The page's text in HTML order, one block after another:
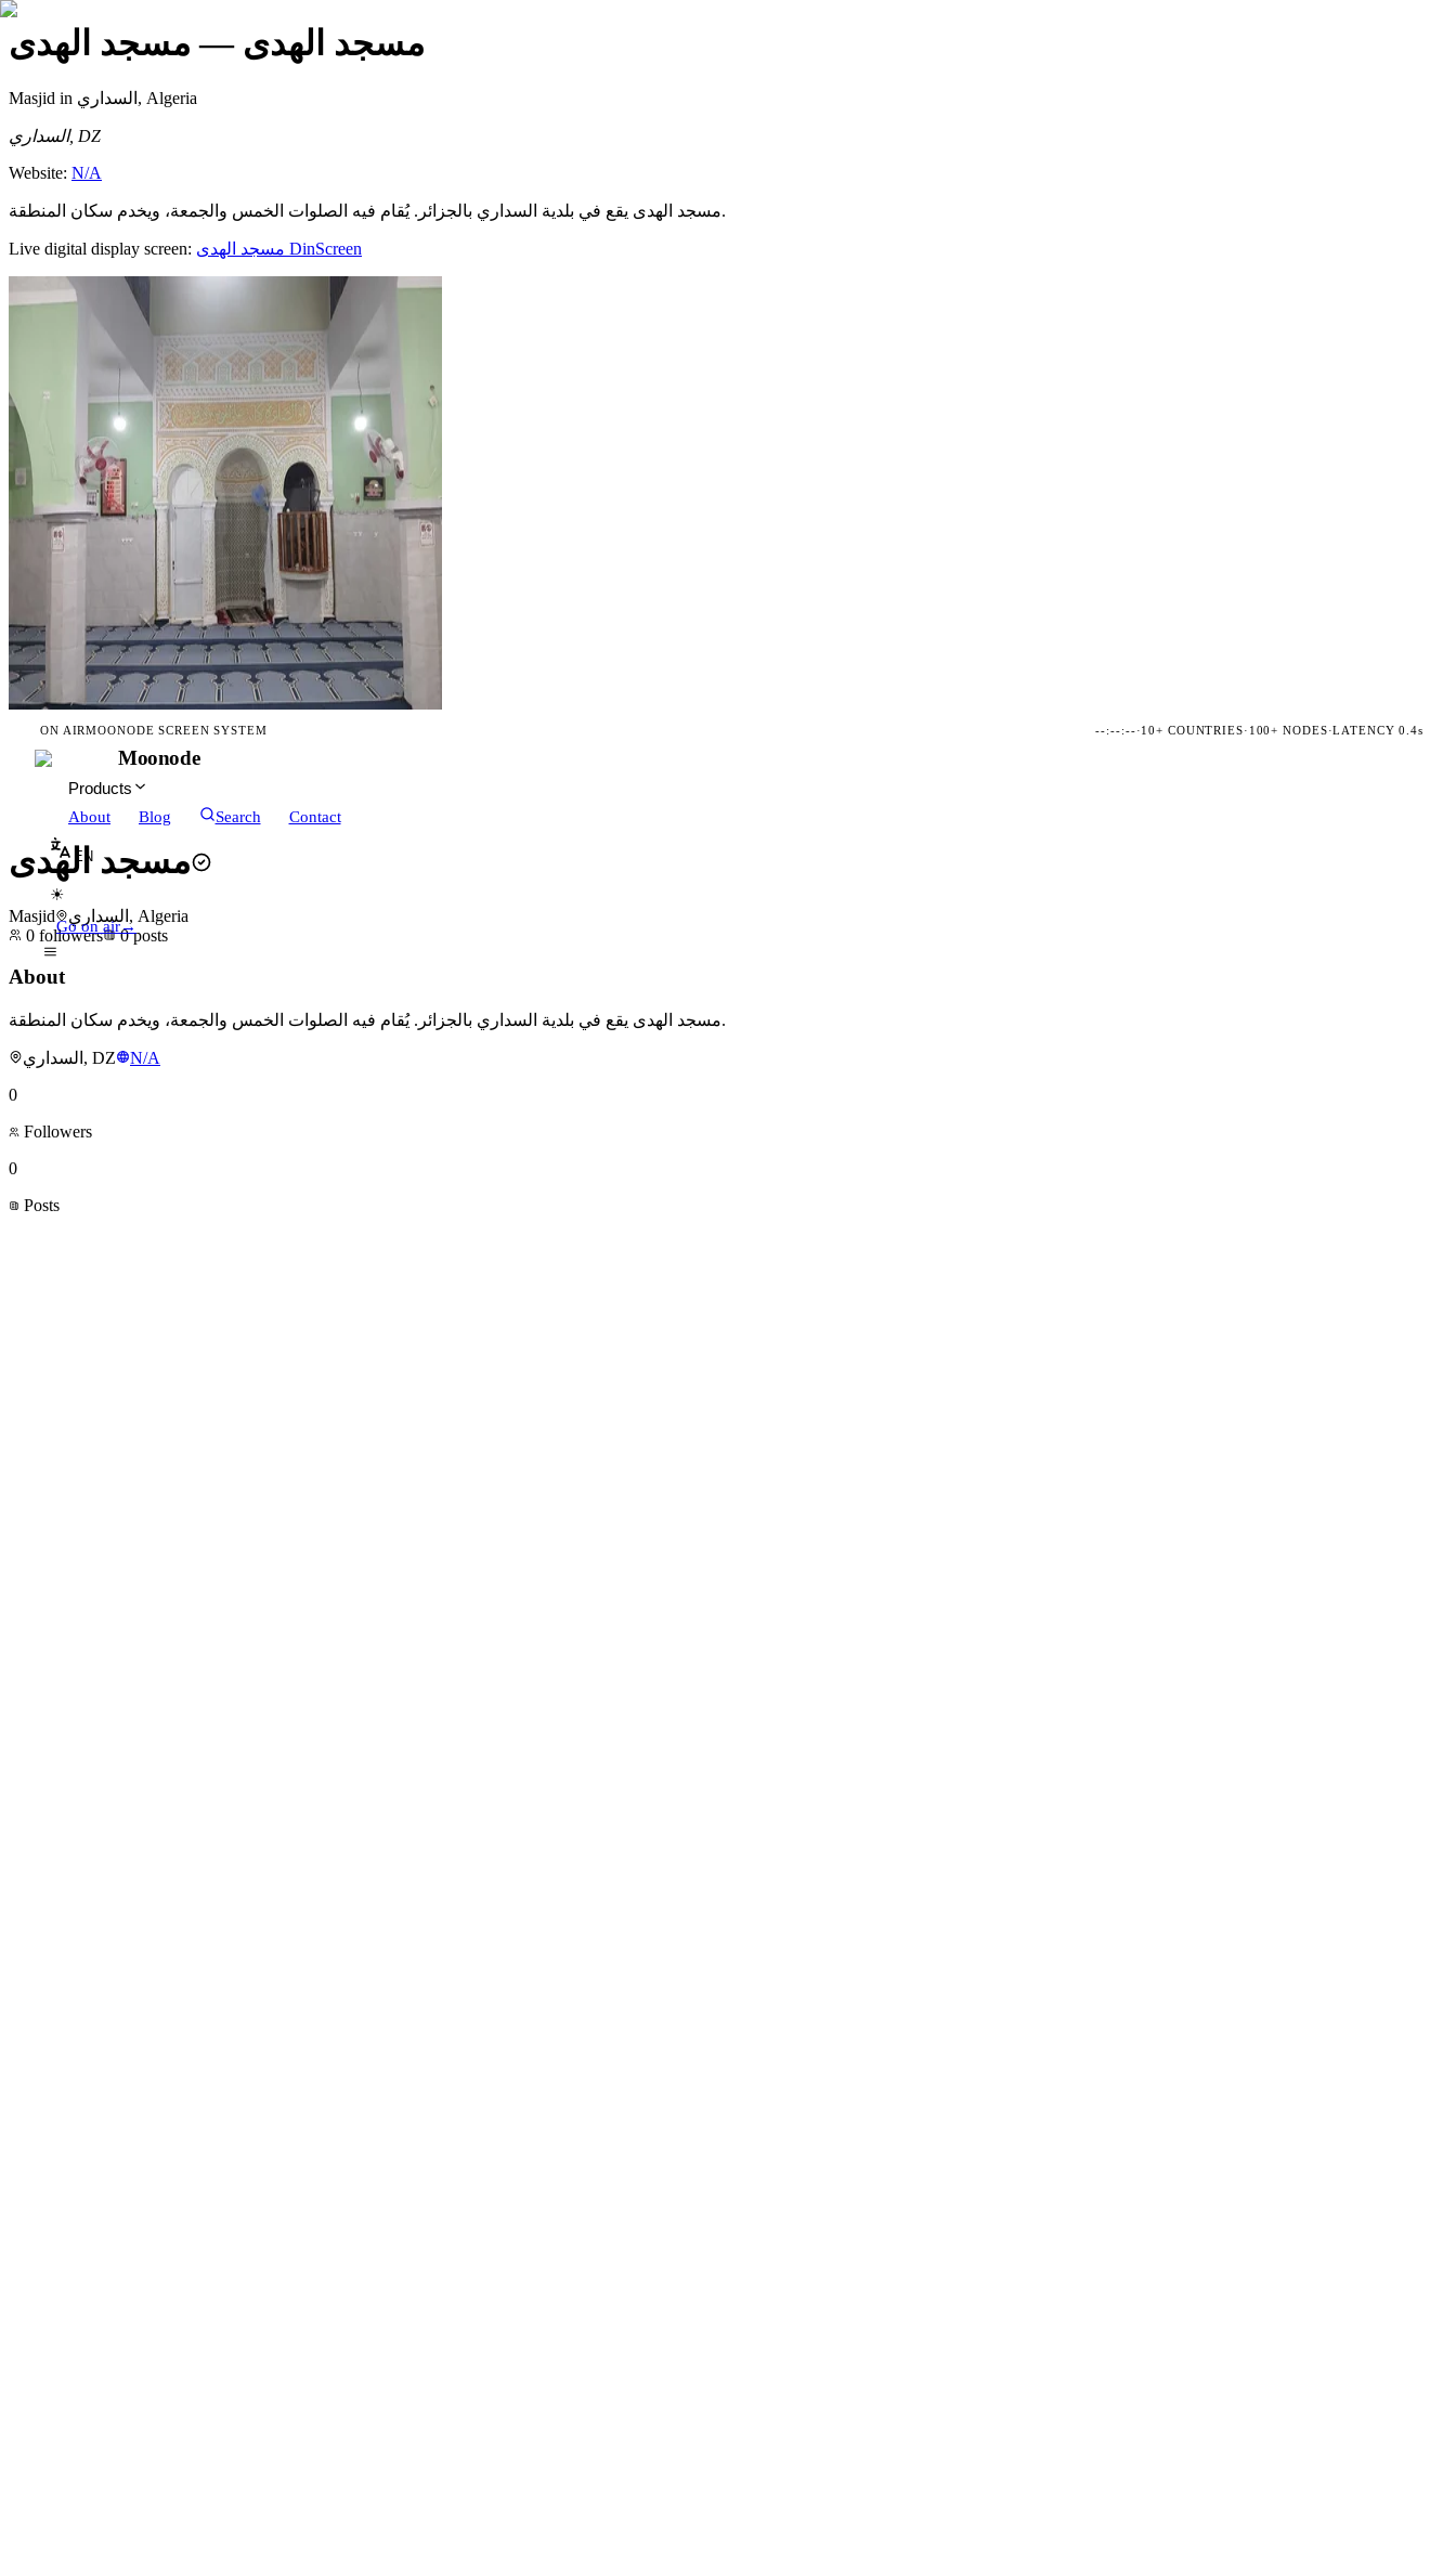
مسجد الهدى — مسجد الهدى
Masjid in السداري, Algeria
السداري, DZ
Website: N/A
مسجد الهدى يقع في بلدية السداري بالجزائر. يُقام فيه الصلوات الخمس والجمعة، ويخدم سكان المنطقة.
Live digital display screen: مسجد الهدى DinScreen
ON AIRMOONODE SCREEN SYSTEM --:--:--·10+ COUNTRIES· 100+ NODES·LATENCY 0.4s
Moonode
Products
About
Blog Search Contact
EN
☀
Go on air→
مسجد الهدى
Masjid
السداري, Algeria
0 followers 0 posts
About
مسجد الهدى يقع في بلدية السداري بالجزائر. يُقام فيه الصلوات الخمس والجمعة، ويخدم سكان المنطقة.
السداري, DZ
N/A
0
Followers
0
Posts